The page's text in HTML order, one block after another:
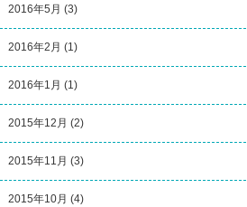
2016年5月 (3)
2016年2月 (1)
2016年1月 (1)
2015年12月 (2)
2015年11月 (3)
2015年10月 (4)